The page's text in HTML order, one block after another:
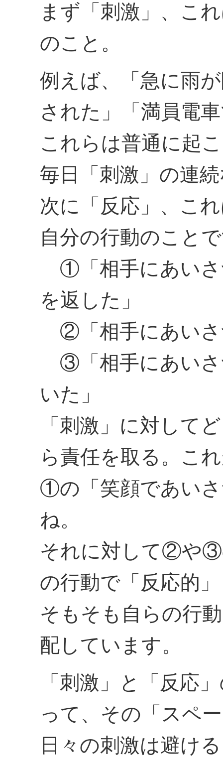
まず「刺激」、こ
のこと。
例えば、「急に雨
された」「満員電
これらは普通に起
毎日「刺激」の連
次に「反応」、こ
自分の行動のこと
①「相手にあいさ
を返した」
②「相手にあいさ
③「相手にあいさ
いた」
「刺激」に対して
ら責任を取る。こ
①の「笑顔であい
ね。
それに対して②や③
の行動で「反応的
そもそも自らの行
配しています。
「刺激」と「反応
って、その「スペ
日々の刺激は避け